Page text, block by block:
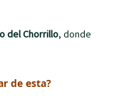
del Chorrillo, donde
de esta?